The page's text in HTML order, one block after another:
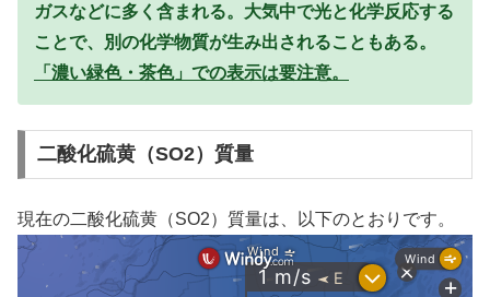
ガスなどに多く含まれる。大気中で光と化学反応する
ことで、別の化学物質が生み出されることもある。
「濃い緑色・茶色」での表示は要注意。
二酸化硫黄（SO2）質量
現在の二酸化硫黄（SO2）質量は、以下のとおりです。